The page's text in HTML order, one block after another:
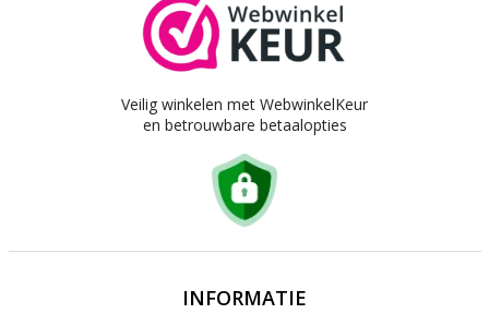
Veilig winkelen met WebwinkelKeur
en betrouwbare betaalopties
INFORMATIE